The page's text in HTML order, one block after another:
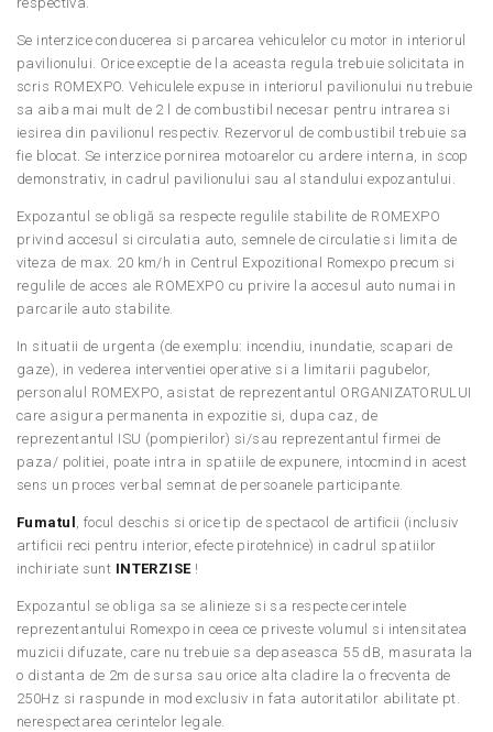
Se interzice conducerea si parcarea vehiculelor cu motor in interiorul
pavilionului. Orice exceptie de la aceasta regula trebuie solicitata in
scris ROMEXPO. Vehiculele expuse in interiorul pavilionului nu trebuie
sa aiba mai mult de 2 l de combustibil necesar pentru intrarea si
iesirea din pavilionul respectiv. Rezervorul de combustibil trebuie sa
fie blocat. Se interzice pornirea motoarelor cu ardere interna, in scop
demonstrativ, in cadrul pavilionului sau al standului expozantului.
Expozantul se obligă sa respecte regulile stabilite de ROMEXPO
privind accesul si circulatia auto, semnele de circulatie si limita de
viteza de max. 20 km/h in Centrul Expozitional Romexpo precum si
regulile de acces ale ROMEXPO cu privire la accesul auto numai in
parcarile auto stabilite.
In situatii de urgenta (de exemplu: incendiu, inundatie, scapari de
gaze), in vederea interventiei operative si a limitarii pagubelor,
personalul ROMEXPO, asistat de reprezentantul ORGANIZATORULUI
care asigura permanenta in expozitie si, dupa caz, de
reprezentantul ISU (pompierilor) si/sau reprezentantul firmei de
paza/ politiei, poate intra in spatiile de expunere, intocmind in acest
sens un proces verbal semnat de persoanele participante.
Fumatul , focul deschis si orice tip de spectacol de artificii (inclusiv
artificii reci pentru interior, efecte pirotehnice) in cadrul spatiilor
inchiriate sunt INTERZISE!
Expozantul se obliga sa se alinieze si sa respecte cerintele
reprezentantului Romexpo in ceea ce priveste volumul si intensitatea
muzicii difuzate, care nu trebuie sa depaseasca 55 dB, masurata la
o distanta de 2m de sursa sau orice alta cladire la o frecventa de
250Hz si raspunde in mod exclusiv in fata autoritatilor abilitate pt.
nerespectarea cerintelor legale.